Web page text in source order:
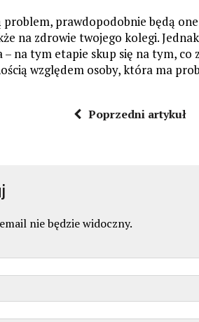
problem, prawdopodobnie będą
na zdrowie twojego kolegi.
na tym etapie skup się na tym, co
względem osoby, która ma
Poprzedni artykuł
nie będzie widoczny.